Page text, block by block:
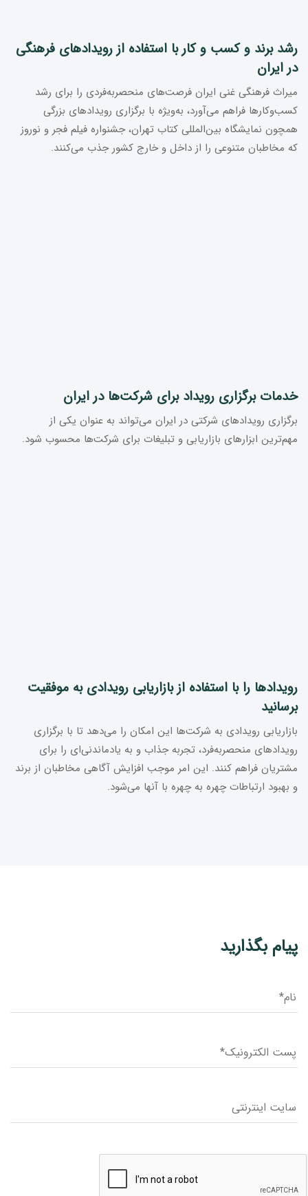
رشد برند و کسب و کار با استفاده از رویدادهای فرهنگی
در ایران
میراث فرهنگی غنی ایران فرصت‌های منحصربه‌فردی را برای رشد
کسب‌وکارها فراهم می‌آورد، به‌ویژه با برگزاری رویدادهای بزرگی
همچون نمایشگاه بین‌المللی کتاب تهران، جشنواره فیلم فجر و نوروز
که مخاطبان متنوعی را از داخل و خارج کشور جذب می‌کنند.
خدمات برگزاری رویداد برای شرکت‌ها در ایران
برگزاری رویدادهای شرکتی در ایران می‌تواند به عنوان یکی از
مهم‌ترین ابزارهای بازاریابی و تبلیغات برای شرکت‌ها محسوب شود.
رویدادها را با استفاده از بازاریابی رویدادی به موفقیت
برسانید
بازاریابی رویدادی به شرکت‌ها این امکان را می‌دهد تا با برگزاری
رویدادهای منحصربه‌فرد، تجربه جذاب و به یادماندنی‌ای را برای
مشتریان فراهم کنند. این امر موجب افزایش آگاهی مخاطبان از برند
و بهبود ارتباطات چهره به چهره با آنها می‌شود.
پیام بگذارید